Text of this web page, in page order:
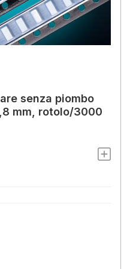
senza piombo
mm, rotolo/3000